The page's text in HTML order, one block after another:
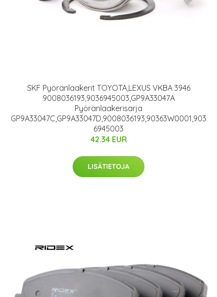
SKF Pyöränlaakerit TOYOTA,LEXUS VKBA 3946
9008036193,9036945003,GP9A33047A
Pyöränlaakerisarja
GP9A33047C,GP9A33047D,9008036193,90363W0001,903
6945003
42.34 EUR
LISÄTIETOJA